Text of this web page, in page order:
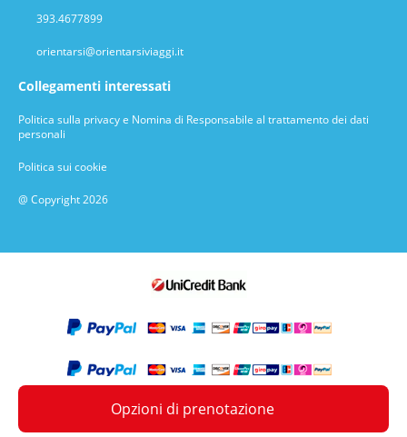
Opzioni di prenotazione
393.4677899
orientarsi@orientarsiviaggi.it
Collegamenti interessati
Politica sulla privacy e Nomina di Responsabile al trattamento dei dati
personali
Politica sui cookie
@ Copyright 2026